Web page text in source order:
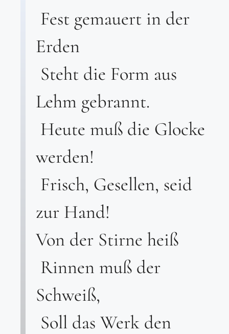
Fest gemauert in der
Erden
Steht die Form aus
Lehm gebrannt.
Heute muß die Glocke
werden!
Frisch, Gesellen, seid
zur Hand!
Von der Stirne heiß
Rinnen muß der
Schweiß,
Soll das Werk den